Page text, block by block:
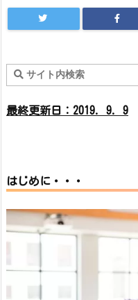
最終更新日：2019. 9. 9
はじめに・・・